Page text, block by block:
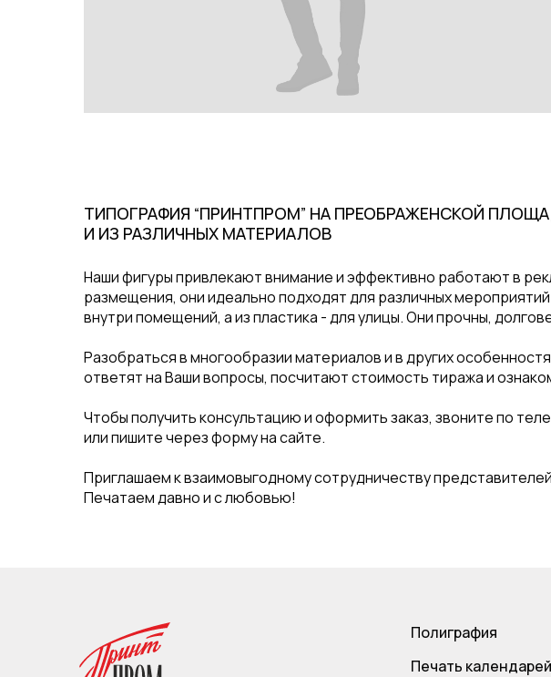
ТИПОГРАФИЯ “ПРИНТПРОМ” НА ПРЕОБРАЖЕНСКОЙ
И ИЗ РАЗЛИЧНЫХ МАТЕРИАЛОВ
Наши фигуры привлекают внимание и эффективно работают в
размещения, они идеально подходят для различных
внутри помещений, а из пластика - для улицы. Они прочны,
Разобраться в многообразии материалов и в других
ответят на Ваши вопросы, посчитают стоимость тиража и
Чтобы получить консультацию и оформить заказ, звоните по
или пишите через форму на сайте.
Приглашаем к взаимовыгодному сотрудничеству
Печатаем давно и с любовью!
Полиграфия
Печать календарей